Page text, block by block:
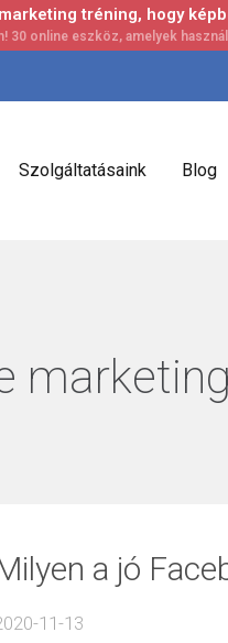
tréning, hogy
Szolgáltatásaink Blog
a jó
11-13